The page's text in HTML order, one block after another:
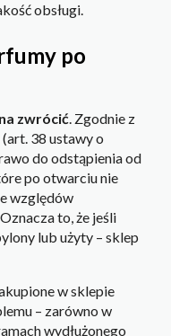
obsługi.
po
zwrócić. Zgodnie z
38 ustawy o
do odstąpienia od
po otwarciu nie
względów
to, że jeśli
lub użyty – sklep
w sklepie
– zarówno w
wydłużonego